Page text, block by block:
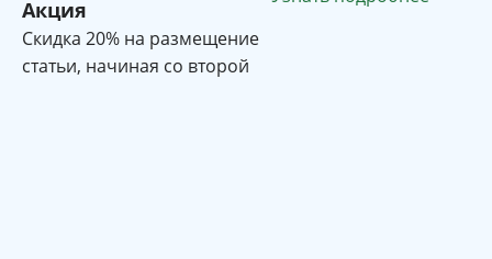
Акция
Cкидка 20% на размещение
статьи, начиная со второй